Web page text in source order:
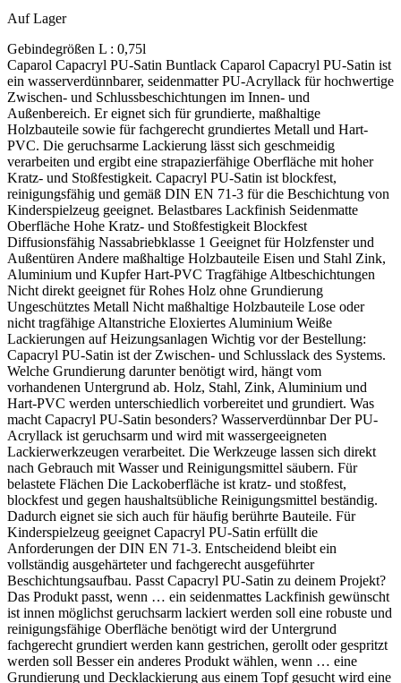
Auf Lager
Gebindegrößen L : 0,75l
Caparol Capacryl PU-Satin Buntlack Caparol Capacryl PU-Satin ist ein wasserverdünnbarer, seidenmatter PU-Acryllack für hochwertige Zwischen- und Schlussbeschichtungen im Innen- und Außenbereich. Er eignet sich für grundierte, maßhaltige Holzbauteile sowie für fachgerecht grundiertes Metall und Hart-PVC. Die geruchsarme Lackierung lässt sich geschmeidig verarbeiten und ergibt eine strapazierfähige Oberfläche mit hoher Kratz- und Stoßfestigkeit. Capacryl PU-Satin ist blockfest, reinigungsfähig und gemäß DIN EN 71-3 für die Beschichtung von Kinderspielzeug geeignet. Belastbares Lackfinish Seidenmatte Oberfläche Hohe Kratz- und Stoßfestigkeit Blockfest Diffusionsfähig Nassabriebklasse 1 Geeignet für Holzfenster und Außentüren Andere maßhaltige Holzbauteile Eisen und Stahl Zink, Aluminium und Kupfer Hart-PVC Tragfähige Altbeschichtungen Nicht direkt geeignet für Rohes Holz ohne Grundierung Ungeschütztes Metall Nicht maßhaltige Holzbauteile Lose oder nicht tragfähige Altanstriche Eloxiertes Aluminium Weiße Lackierungen auf Heizungsanlagen Wichtig vor der Bestellung: Capacryl PU-Satin ist der Zwischen- und Schlusslack des Systems. Welche Grundierung darunter benötigt wird, hängt vom vorhandenen Untergrund ab. Holz, Stahl, Zink, Aluminium und Hart-PVC werden unterschiedlich vorbereitet und grundiert. Was macht Capacryl PU-Satin besonders? Wasserverdünnbar Der PU-Acryllack ist geruchsarm und wird mit wassergeeigneten Lackierwerkzeugen verarbeitet. Die Werkzeuge lassen sich direkt nach Gebrauch mit Wasser und Reinigungsmittel säubern. Für belastete Flächen Die Lackoberfläche ist kratz- und stoßfest, blockfest und gegen haushaltsübliche Reinigungsmittel beständig. Dadurch eignet sie sich auch für häufig berührte Bauteile. Für Kinderspielzeug geeignet Capacryl PU-Satin erfüllt die Anforderungen der DIN EN 71-3. Entscheidend bleibt ein vollständig ausgehärteter und fachgerecht ausgeführter Beschichtungsaufbau. Passt Capacryl PU-Satin zu deinem Projekt? Das Produkt passt, wenn … ein seidenmattes Lackfinish gewünscht ist innen möglichst geruchsarm lackiert werden soll eine robuste und reinigungsfähige Oberfläche benötigt wird der Untergrund fachgerecht grundiert werden kann gestrichen, gerollt oder gespritzt werden soll Besser ein anderes Produkt wählen, wenn … eine Grundierung und Decklackierung aus einem Topf gesucht wird eine Holzfassade oder ein Zaun lasiert werden soll nicht maßhaltige Außenbauteile beschichtet werden ein weißer Heizkörperlack benötigt wird der vorhandene Untergrund nicht sicher bestimmt werden kann Beschichtungsaufbau auf Holz 1. Holz vorbereiten Holz in Faserrichtung schleifen und sorgfältig reinigen. Verschmutzungen, Harz und andere haftungsmindernde Stoffe vollständig entfernen. Die Holzfeuchte darf bei maßhaltigen Holzbauteilen höchstens 13 % betragen. 2. Grundieren Holz und Holzwerkstoffe werden mit Capacryl Holz-IsoGrund grundiert. Bei Hölzern mit verfärbenden Inhaltsstoffen ist diese Isolierung besonders wichtig; Aststellen zweimal behandeln. Maßhaltige Außenbauteile zuvor zusätzlich mit Capacryl Holzschutz-Grund imprägnieren. 3. Lackaufbau ausführen Nach der Grundierung folgt Capacryl PU-Vorlack als Zwischenbeschichtung und anschließend Capacryl PU-Satin als Schlussbeschichtung. Auf maßhaltigen Holzbauteilen im Außenbereich sind zwei Zwischenbeschichtungen erforderlich. Grundierung auf Metall und Hart-PVC Eisen und Stahl Eisen und Stahl vollständig entrosten, entfetten und reinigen. Im Innenbereich einmal, im Außenbereich zweimal mit Capalac AllGrund grundieren. Zink, Aluminium und Kupfer Die Oberfläche entsprechend der Metallart reinigen und anschleifen. Anschließend mit Capacryl Haftprimer grundieren. Hart-PVC und Altanstriche Hart-PVC und tragfähige Altanstriche anschleifen und gründlich reinigen. Danach mit Capacryl Haftprimer grundieren. Pulverbeschichtungen und Coil-Coating-Flächen immer durch eine Probebeschichtung auf Haftung prüfen. Farbtonwahl richtig planen Rot, Orange und Gelb Schwach deckende Farbtöne benötigen einen passend getönten Grundiersystemfarbton. Je nach Farbton kann ein zusätzlicher Lackauftrag erforderlich sein. Dunkle und intensive Farbtöne Bei dunklen oder intensiven Farbtönen kann vorübergehend Pigmentabrieb auftreten. Stark beanspruchte Innenflächen können bei Bedarf transparent versiegelt werden. Hinweis zu Heizungsanlagen: Weiße Capacryl PU-Satin-Farbtöne nicht auf Heizkörpern oder anderen Heizungsanlagen verwenden, da eine Vergilbung möglich ist. Dafür ist ein dafür vorgesehener Capacryl Heizkörperlack zu verwenden. Verbrauch und Reichweite Verbrauch je Auftrag Ca. 100–120 ml/m². Ein Liter reicht rechnerisch für ungefähr 8–10 m² bei einem Lackauftrag. Zwei Lackaufträge Bei zwei Aufträgen Capacryl PU-Satin reicht 1 Liter rechnerisch für ungefähr 4–5 m² fertige Fläche. Praxisverbrauch Profilierung, Untergrund, Kanten, Werkzeug und Auftragsstärke beeinflussen den tatsächlichen Materialbedarf. Den genauen Verbrauch durch eine Probebeschichtung ermitteln. Verarbeitung und Trocknung Verarbeitung Vor Gebrauch gründlich aufrühren Streichen, rollen oder spritzen Schlussbeschichtung möglichst unverdünnt ausführen Zwischenbeschichtung bei Bedarf mit Wasser verdünnen Bedingungen Mindesttemperatur: 8 °C Günstiger Bereich: 10–25 °C Relative Luftfeuchtigkeit: höchstens 70 % Untergrund muss sauber und trocken sein Trocknung bei 20 °C Staubtrocken nach ca. 1–2 Stunden Überstreichbar nach ca. 10–12 Stunden Durchgetrocknet nach ca. 48 Stunden Kälte und Feuchtigkeit verlängern die Trocknung Häufige Fragen Muss vorher grundiert werden? Ja. Capacryl PU-Satin ist ein Zwischen- und Schlusslack. Die passende Grundierung richtet sich nach Holz, Metall, Hart-PVC oder vorhandenem Altanstrich. Ist der Lack für Kinderspielzeug geeignet? Ja. Der Lack ist gemäß DIN EN 71-3 geeignet. Vor der Nutzung muss die Beschichtung vollständig durchgetrocknet sein. Kann der Lack auf Heizkörper? Weiße Farbtöne sind wegen möglicher Vergilbung nicht für Heizungsanlagen vorgesehen. Dafür einen geeigneten Heizkörperlack verwenden. Technische Daten Produkttyp: Zwischen- und Schlusslack Materialbasis: Polyurethan-Acryldispersion Wasserverdünnbar und geruchsarm Anwendungsbereich: innen und außen Glanzgrad: seidenmatt Dichte: ca. 1,3 g/cm³ Standardgebinde: 375 ml, 750 ml, 2,5 L und 10 L ColorExpress: 350 ml, 700 ml, 2,4 L und 9,6 L Farbton: Weiß und ColorExpress-Farbtöne Werkzeugreinigung: mit Wasser und Reinigungsmittel Kühl und dicht verschlossen lagern Sicherheitshinweis: Die aktuelle Variante Capacryl PU-Satin Weiß benötigt kein Gefahrenpiktogramm und kein Signalwort. Sie enthält jedoch Konservierungsmittel, die allergische Reaktionen hervorrufen können. Beim Spritzen können lungengängige Tröpfchen entstehen; Aerosol und Spritzne